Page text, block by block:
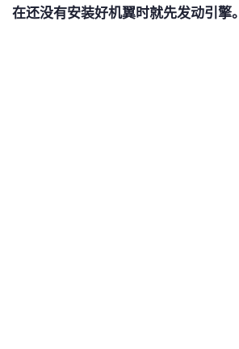
在还没有安装好机翼时就先发动引擎。